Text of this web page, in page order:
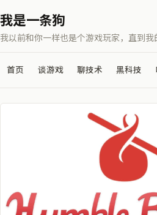
我是一条狗
我以前和你一样也是个游戏玩家，直到我
首页 谈游戏 聊技术 黑科技